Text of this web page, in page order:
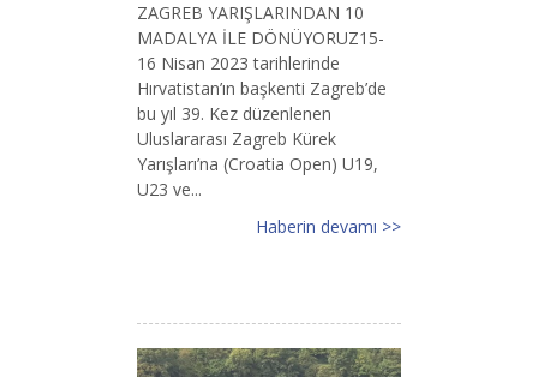
ZAGREB YARIŞLARINDAN 10
MADALYA İLE DÖNÜYORUZ15-
16 Nisan 2023 tarihlerinde
Hırvatistan’ın başkenti Zagreb’de
bu yıl 39. Kez düzenlenen
Uluslararası Zagreb Kürek
Yarışları’na (Croatia Open) U19,
U23 ve...
Haberin devamı >>